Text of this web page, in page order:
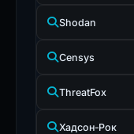
Shodan
Censys
ThreatFox
Хадсон-Рок